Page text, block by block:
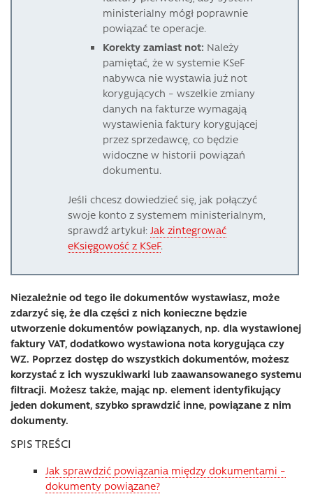
ministerialny mógł poprawnie
powiązać te operacje.
Korekty zamiast not: Należy
pamiętać, że w systemie KSeF
nabywca nie wystawia już not
korygujących – wszelkie zmiany
danych na fakturze wymagają
wystawienia faktury korygującej
przez sprzedawcę, co będzie
widoczne w historii powiązań
dokumentu.
Jeśli chcesz dowiedzieć się, jak połączyć
swoje konto z systemem ministerialnym,
sprawdź artykuł: Jak zintegrować
eKsięgowość z KSeF.
Niezależnie od tego ile dokumentów wystawiasz, może
zdarzyć się, że dla części z nich konieczne będzie
utworzenie dokumentów powiązanych, np. dla wystawionej
faktury VAT, dodatkowo wystawiona nota korygująca czy
WZ. Poprzez dostęp do wszystkich dokumentów, możesz
korzystać z ich wyszukiwarki lub zaawansowanego systemu
filtracji. Możesz także, mając np. element identyfikujący
jeden dokument, szybko sprawdzić inne, powiązane z nim
dokumenty.
SPIS TREŚCI
Jak sprawdzić powiązania między dokumentami –
dokumenty powiązane?